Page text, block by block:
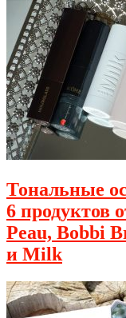
Тональные
6 продуктов
Peau, Bobbi
и Milk